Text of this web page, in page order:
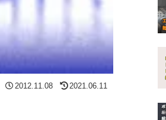
2012.11.08 2021.06.11